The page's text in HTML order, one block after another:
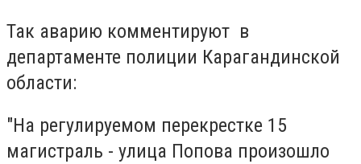
Так аварию комментируют в
департаменте полиции Карагандинской
области:
"На регулируемом перекрестке 15
магистраль - улица Попова произошло